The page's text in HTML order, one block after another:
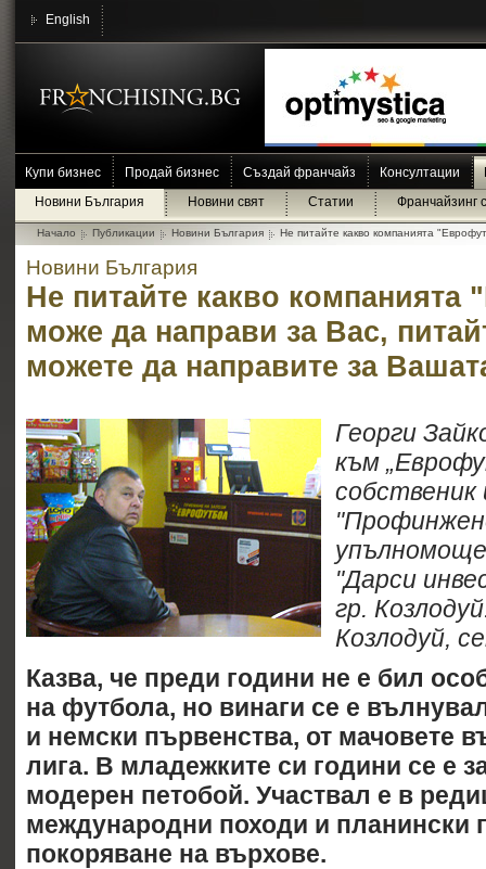
English
Купи бизнес Продай бизнес Създай франчайз Консултации
Новини България
Новини свят Статии Франчайзинг
Начало Публикации Новини България Не питайте какво компанията
Новини България
Не питайте какво
може да направи за Вас,
можете да направите за
Георги
към
собственик
"Дарси
гр.
Козлодуй,
Казва, че преди години не е бил
на футбола, но винаги се е
и немски първенства, от мачовете
лига. В младежките си години се е
модерен петобой. Участвал е в
международни походи и планински
покоряване на върхове.